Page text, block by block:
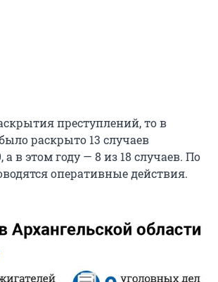
преступлений, то в
раскрыто 13 случаев
а в этом году — 8 из 18 случаев. По
оперативные действия.